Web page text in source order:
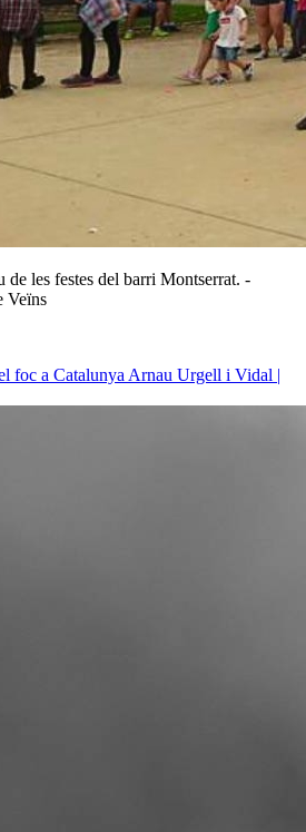
de les festes del barri Montserrat. -
Veïns
foc a Catalunya Arnau Urgell i Vidal |